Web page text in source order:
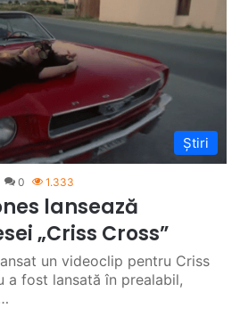
Știri
0 1.333
lansează
„Criss Cross”
un videoclip pentru Criss
a fost lansată în prealabil,